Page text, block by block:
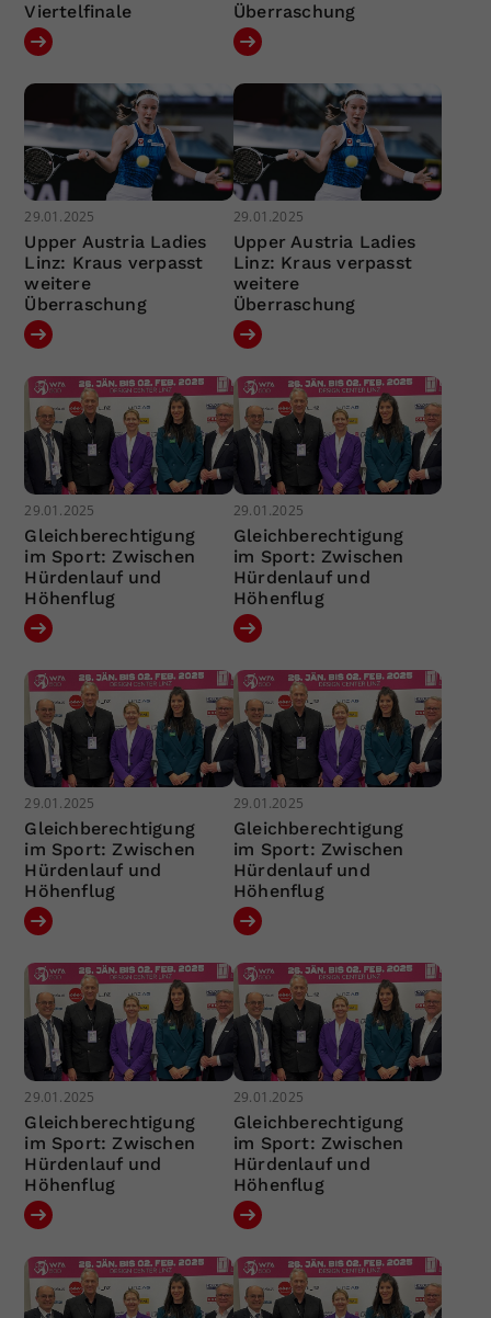
Viertelfinale
Überraschung
29.01.2025
Upper Austria Ladies
Linz: Kraus verpasst
weitere
Überraschung
29.01.2025
Upper Austria Ladies
Linz: Kraus verpasst
weitere
Überraschung
29.01.2025
Gleichberechtigung
im Sport: Zwischen
Hürdenlauf und
Höhenflug
29.01.2025
Gleichberechtigung
im Sport: Zwischen
Hürdenlauf und
Höhenflug
29.01.2025
Gleichberechtigung
im Sport: Zwischen
Hürdenlauf und
Höhenflug
29.01.2025
Gleichberechtigung
im Sport: Zwischen
Hürdenlauf und
Höhenflug
29.01.2025
Gleichberechtigung
im Sport: Zwischen
Hürdenlauf und
Höhenflug
29.01.2025
Gleichberechtigung
im Sport: Zwischen
Hürdenlauf und
Höhenflug